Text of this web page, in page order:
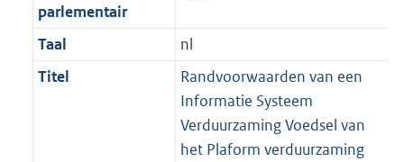
parlementair
Taal
nl
Titel
Randvoorwaarden van een
Informatie Systeem
Verduurzaming Voedsel van
het Plaform verduurzaming